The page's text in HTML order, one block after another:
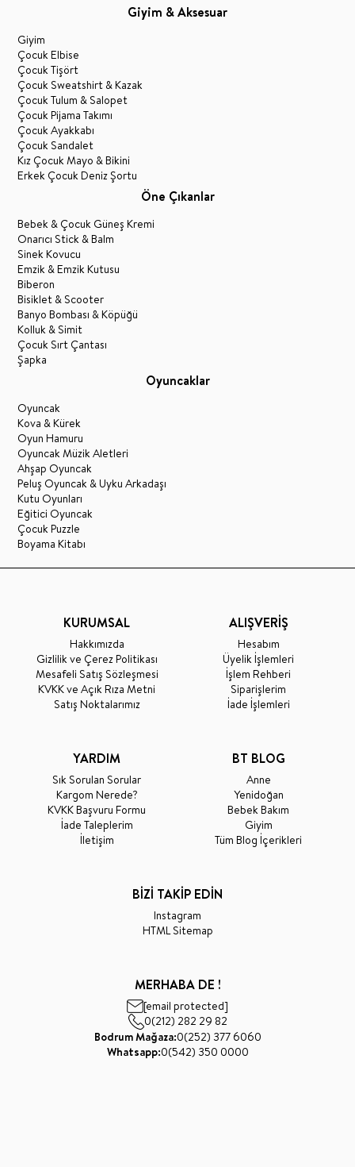
Giyim & Aksesuar
Giyim
Çocuk Elbise
Çocuk Tişört
Çocuk Sweatshirt & Kazak
Çocuk Tulum & Salopet
Çocuk Pijama Takımı
Çocuk Ayakkabı
Çocuk Sandalet
Kız Çocuk Mayo & Bikini
Erkek Çocuk Deniz Şortu
Öne Çıkanlar
Bebek & Çocuk Güneş Kremi
Onarıcı Stick & Balm
Sinek Kovucu
Emzik & Emzik Kutusu
Biberon
Bisiklet & Scooter
Banyo Bombası & Köpüğü
Kolluk & Simit
Çocuk Sırt Çantası
Şapka
Oyuncaklar
Oyuncak
Kova & Kürek
Oyun Hamuru
Oyuncak Müzik Aletleri
Ahşap Oyuncak
Peluş Oyuncak & Uyku Arkadaşı
Kutu Oyunları
Eğitici Oyuncak
Çocuk Puzzle
Boyama Kitabı
KURUMSAL
Hakkımızda
Gizlilik ve Çerez Politikası
Mesafeli Satış Sözleşmesi
KVKK ve Açık Rıza Metni
Satış Noktalarımız
ALIŞVERİŞ
Hesabım
Üyelik İşlemleri
İşlem Rehberi
Siparişlerim
İade İşlemleri
YARDIM
Sık Sorulan Sorular
Kargom Nerede?
KVKK Başvuru Formu
İade Taleplerim
İletişim
BT BLOG
Anne
Yenidoğan
Bebek Bakım
Giyim
Tüm Blog İçerikleri
BİZİ TAKİP EDİN
Instagram
HTML Sitemap
MERHABA DE !
[email protected]
0(212) 282 29 82
Bodrum Mağaza:0(252) 377 6060
Whatsapp:0(542) 350 0000